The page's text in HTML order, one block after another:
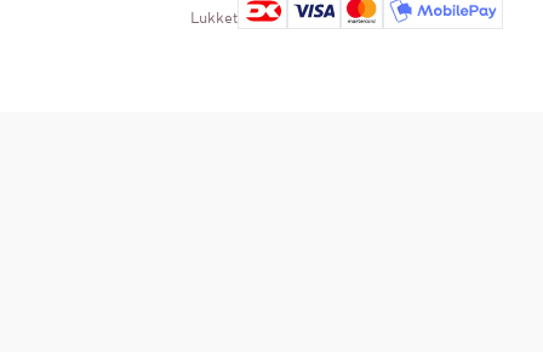
Lukket